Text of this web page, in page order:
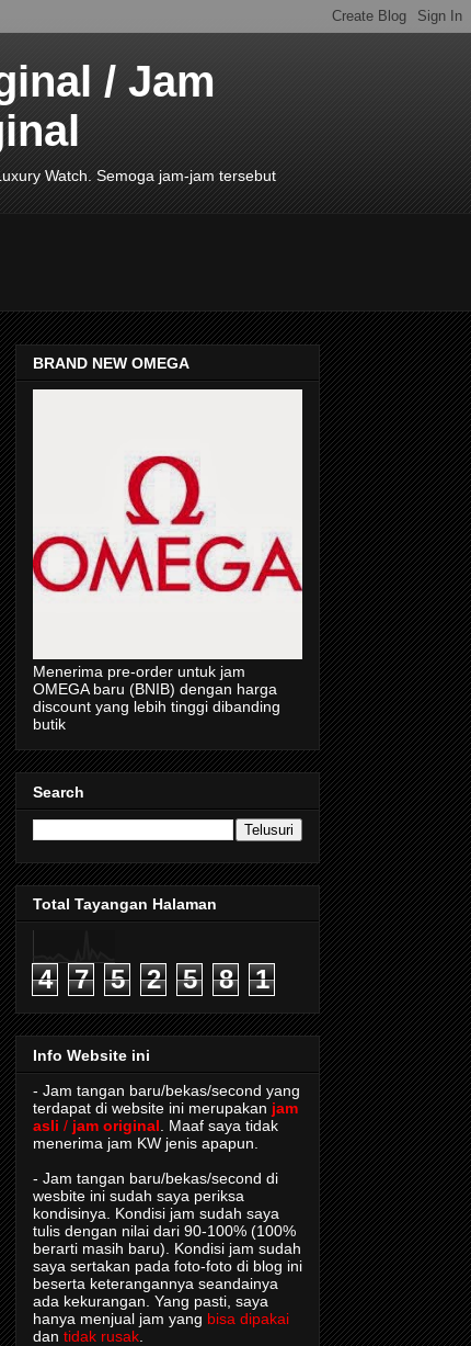
/ Jam
Watch. Semoga jam-jam tersebut
BRAND NEW OMEGA
Menerima pre-order untuk jam
OMEGA baru (BNIB) dengan harga
discount yang lebih tinggi dibanding
butik
Search
Total Tayangan Halaman
4 7 5 2 5 8 1
Info Website ini
- Jam tangan baru/bekas/second yang
terdapat di website ini merupakan jam
asli / jam original . Maaf saya tidak
menerima jam KW jenis apapun.
- Jam tangan baru/bekas/second di
wesbite ini sudah saya periksa
kondisinya. Kondisi jam sudah saya
tulis dengan nilai dari 90-100% (100%
berarti masih baru). Kondisi jam sudah
saya sertakan pada foto-foto di blog ini
beserta keterangannya seandainya
ada kekurangan. Yang pasti, saya
hanya menjual jam yang bisa dipakai
dan tidak rusak